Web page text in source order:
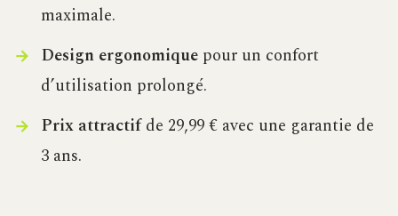
maximale.
Design ergonomiquepour un confort
d’utilisation prolongé.
Prix attractifde 29,99 € avec une garantie de
3 ans.